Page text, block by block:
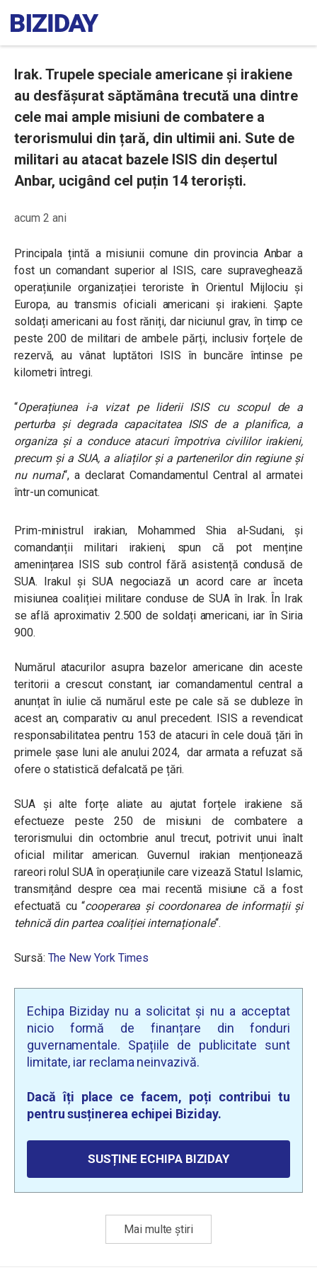
Irak. Trupele speciale americane și irakiene
au desfășurat săptămâna trecută una dintre
cele mai ample misiuni de combatere a
terorismului din țară, din ultimii ani. Sute de
militari au atacat bazele ISIS din deșertul
Anbar, ucigând cel puțin 14 teroriști.
acum 2 ani
Principala țintă a misiunii comune din provincia Anbar a
fost un comandant superior al ISIS, care supraveghează
operațiunile organizației teroriste în Orientul Mijlociu și
Europa, au transmis oficiali americani și irakieni. Șapte
soldați americani au fost răniți, dar niciunul grav, în timp ce
peste 200 de militari de ambele părți, inclusiv forțele de
rezervă, au vânat luptători ISIS în buncăre întinse pe
kilometri întregi.
“Operațiunea i-a vizat pe liderii ISIS cu scopul de a
perturba și degrada capacitatea ISIS de a planifica, a
organiza și a conduce atacuri împotriva civililor irakieni,
precum și a SUA, a aliaților și a partenerilor din regiune și
nu numai“, a declarat Comandamentul Central al armatei
într-un comunicat.
Prim-ministrul irakian, Mohammed Shia al-Sudani, și
comandanții militari irakieni, spun că pot menține
amenințarea ISIS sub control fără asistență condusă de
SUA. Irakul și SUA negociază un acord care ar înceta
misiunea coaliției militare conduse de SUA în Irak. În Irak
se află aproximativ 2.500 de soldați americani, iar în Siria
900.
Numărul atacurilor asupra bazelor americane din aceste
teritorii a crescut constant, iar comandamentul central a
anunțat în iulie că numărul este pe cale să se dubleze în
acest an, comparativ cu anul precedent. ISIS a revendicat
responsabilitatea pentru 153 de atacuri în cele două țări în
primele șase luni ale anului 2024, dar armata a refuzat să
ofere o statistică defalcată pe țări.
SUA și alte forțe aliate au ajutat forțele irakiene să
efectueze peste 250 de misiuni de combatere a
terorismului din octombrie anul trecut, potrivit unui înalt
oficial militar american. Guvernul irakian menționează
rareori rolul SUA în operațiunile care vizează Statul Islamic,
transmițând despre cea mai recentă misiune că a fost
efectuată cu “cooperarea și coordonarea de informații și
tehnică din partea coaliției internaționale“.
Sursă: The New York Times
Echipa Biziday nu a solicitat și nu a acceptat
nicio formă de finanțare din fonduri
guvernamentale. Spațiile de publicitate sunt
limitate, iar reclama neinvazivă.
Dacă îți place ce facem, poți contribui tu
pentru susținerea echipei Biziday.
SUSȚINE ECHIPA BIZIDAY
Mai multe știri